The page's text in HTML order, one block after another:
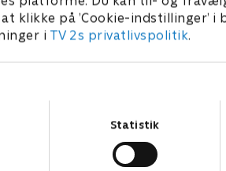
klikke på ’Cookie-indstillinger’ i
i TV 2s privatlivspolitik.
Statistik